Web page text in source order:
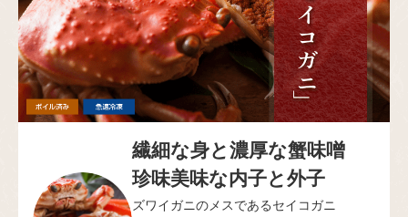
繊細な身と濃厚な蟹味噌
珍味美味な内子と外子
ズワイガニのメスであるセイコガニ